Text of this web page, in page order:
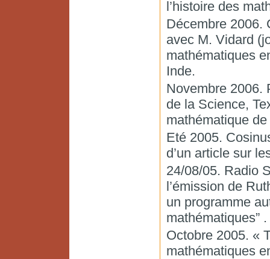
l’histoire des
Décembre 2006.
avec M. Vidard
mathématiques
Inde.
Novembre 2006.
de la Science,
mathématique
Eté 2005.
d’un article sur
24/08/05. Radio
l’émission de
un programme
mathématiques” .
Octobre 2005. «
mathématiques